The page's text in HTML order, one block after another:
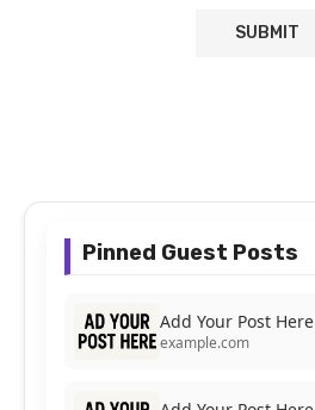
Pinned Guest Posts
Add Your Post Here
example.com